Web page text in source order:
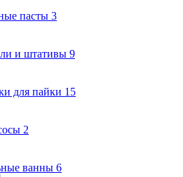
пасты 3
и штативы 9
для пайки 15
2
ванны 6